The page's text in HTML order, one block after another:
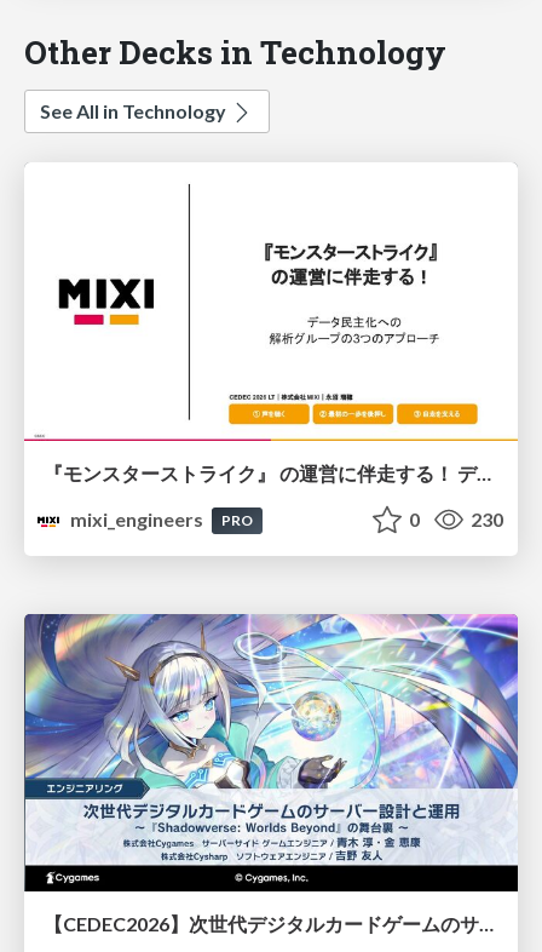
Other Decks in Technology
See All in Technology
『モンスターストライク』 の運営に伴走する！ データ民主化への 解析グループの3つのアプローチ
mixi_engineers
PRO 0 230
【CEDEC2026】次世代デジタルカードゲームのサーバー設計と運用 〜『Shadowverse: Worlds Beyond』の舞台裏～